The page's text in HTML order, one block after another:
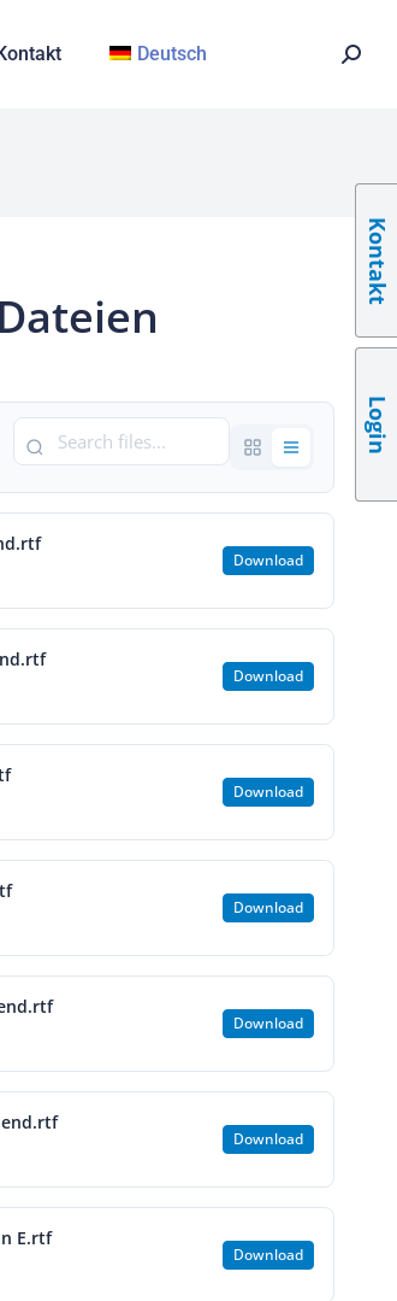
Deutsch
Download
Download
Download
Download
Download
Download
E.rtf
Download
Kontakt
Login